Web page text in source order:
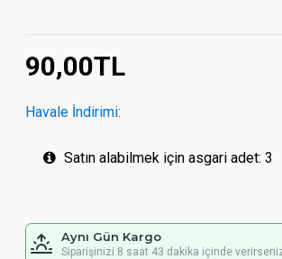
90,00TL
Havale İndirimi:
Satın alabilmek için asgari adet: 3
Aynı Gün Kargo
Siparişinizi 8 saat 43 dakika içinde